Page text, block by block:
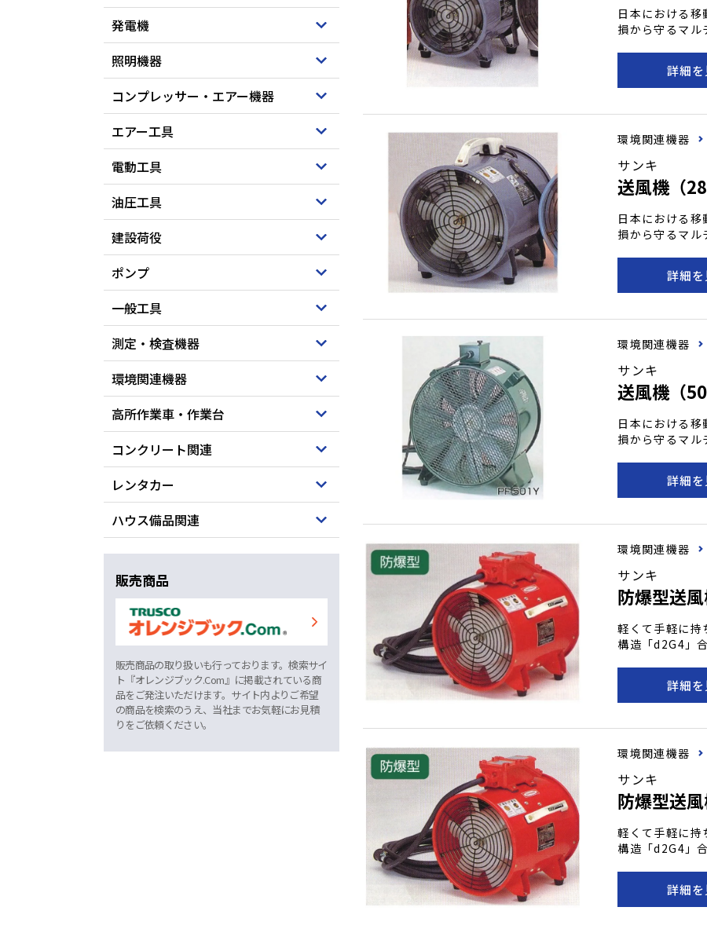
発電機
照明機器
コンプレッサー・エアー機器
エアー工具
電動工具
油圧工具
建設荷役
ポンプ
一般工具
測定・検査機器
環境関連機器
高所作業車・作業台
コンクリート関連
レンタカー
ハウス備品関連
販売商品
販売商品の取り扱いも行っております。検索サイ
ト『オレンジブック.Com』に掲載されている商
品をご発注いただけます。サイト内よりご希望
の商品を検索のうえ、当社までお気軽にお見積
りをご依頼ください。
日本における
損から守るマル
詳細を
環境関連機器
サンキ
送風機（
日本における
損から守るマル
詳細を
環境関連機器
サンキ
送風機（
日本における
損から守るマル
詳細を
環境関連機器
サンキ
防爆型送
軽くて手軽に持
構造「d2G4」
気や簡易換気
ートルが標準｡
を接続して使い
詳細を
環境関連機器
サンキ
防爆型送
軽くて手軽に持
構造「d2G4」
軽に素早く確実な操作が
ルダクトを使
できます｡ ●1
詳細を